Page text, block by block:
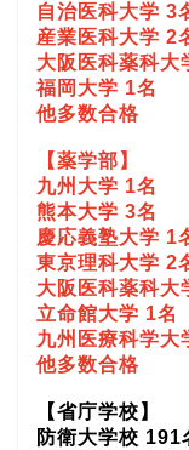
自治医科大学 3
産業医科大学 2
大阪医科薬科大
福岡大学 1名
他多数合格
【薬学部】
九州大学 1名
熊本大学 3名
慶応義塾大学 1
東京理科大学 2
大阪医科薬科大
立命館大学 1名
九州医療科学大
他多数合格
【省庁学校】
防衛大学校 191